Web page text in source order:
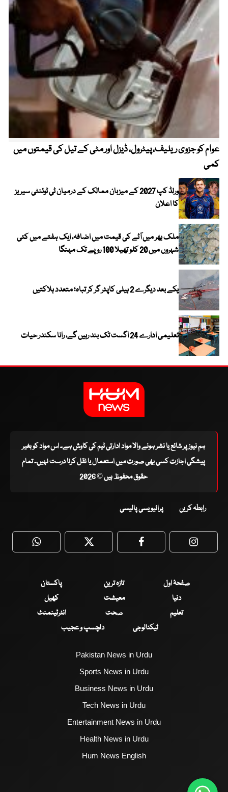
عوام کو جزوی ریلیف، پیٹرول، ڈیزل اور مٹی کے تیل کی قیمتوں میں
کمی
ورلڈ کپ 2027 کے میزبان ممالک کے درمیان ٹی ٹوئنٹی سیریز
کا اعلان
ملک بھر میں آٹے کی قیمت میں اضافہ، ایک ہفتے میں کئی
شہروں میں 20 کلو تھیلا 100 روپے تک مہنگا
یکے بعد دیگرے 2 ہیلی کاپٹر گر کر تباہ؛ متعدد ہلاکتیں
تعلیمی ادارے 24 اگست تک بند رہیں گے، رانا سکندر حیات
ہم نیوز پر شائع یا نشر ہونے والا مواد ادارتی ٹیم کی کاوش ہے۔ اس مواد کو بغیر
پیشگی اجازت کسی بھی صورت میں استعمال یا نقل کرنا درست نہیں۔ تمام
حقوق محفوظ ہیں © 2026
رابطہ کریں پرائیویسی پالیسی
WhatsApp Twitter Facebook
صفحۂ اول تازہ ترین
پاکستان
دنیا
معیشت
کھیل
تعلیم
صحت
انٹرٹینمنٹ
ٹیکنالوجی
دلچسپ و عجیب
Pakistan News in Urdu
Sports News in Urdu
Business News in Urdu
Tech News in Urdu
Entertainment News in Urdu
Health News in Urdu
Hum News English